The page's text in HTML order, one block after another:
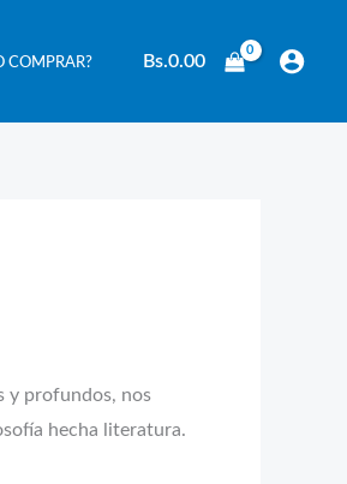
COMPRAR? Bs.0.00
y profundos, nos
hecha literatura.